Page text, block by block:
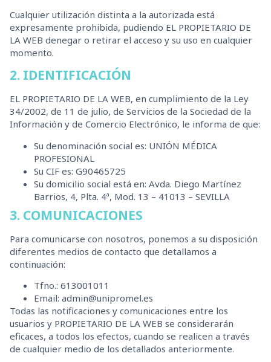
Cualquier utilización distinta a la autorizada está
expresamente prohibida, pudiendo EL PROPIETARIO DE
LA WEB denegar o retirar el acceso y su uso en cualquier
momento.
2. IDENTIFICACIÓN
EL PROPIETARIO DE LA WEB, en cumplimiento de la Ley
34/2002, de 11 de julio, de Servicios de la Sociedad de la
Información y de Comercio Electrónico, le informa de que:
Su denominación social es: UNIÓN MÉDICA
PROFESIONAL
Su CIF es: G90465725
Su domicilio social está en: Avda. Diego Martínez
Barrios, 4, Plta. 4ª, Mod. 13 – 41013 – SEVILLA
3. COMUNICACIONES
Para comunicarse con nosotros, ponemos a su disposición
diferentes medios de contacto que detallamos a
continuación:
Tfno.: 613001011
Email: admin@unipromel.es
Todas las notificaciones y comunicaciones entre los
usuarios y PROPIETARIO DE LA WEB se considerarán
eficaces, a todos los efectos, cuando se realicen a través
de cualquier medio de los detallados anteriormente.